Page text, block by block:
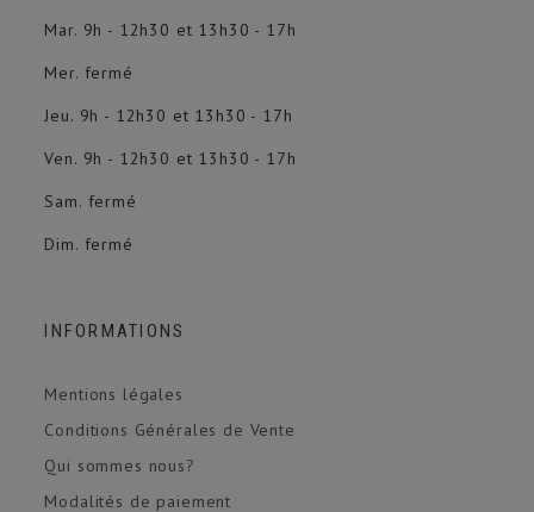
Mar. 9h - 12h30 et 13h30 - 17h
Mer. fermé
Jeu. 9h - 12h30 et 13h30 - 17h
Ven. 9h - 12h30 et 13h30 - 17h
Sam. fermé
Dim. fermé
INFORMATIONS
Mentions légales
Conditions Générales de Vente
Qui sommes nous?
Modalités de paiement